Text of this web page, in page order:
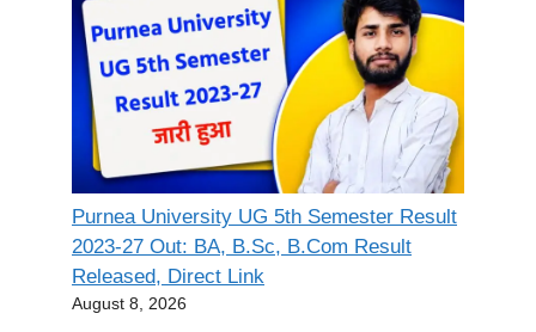
Purnea University UG 5th Semester Result
2023-27 Out: BA, B.Sc, B.Com Result
Released, Direct Link
August 8, 2026